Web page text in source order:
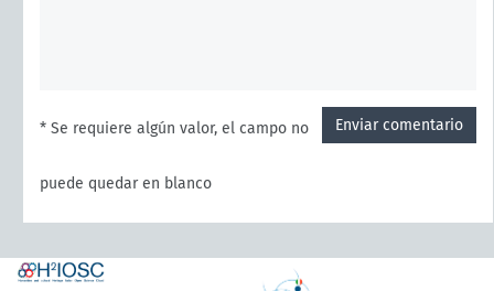
Enviar comentario
* Se requiere algún valor, el campo no
puede quedar en blanco